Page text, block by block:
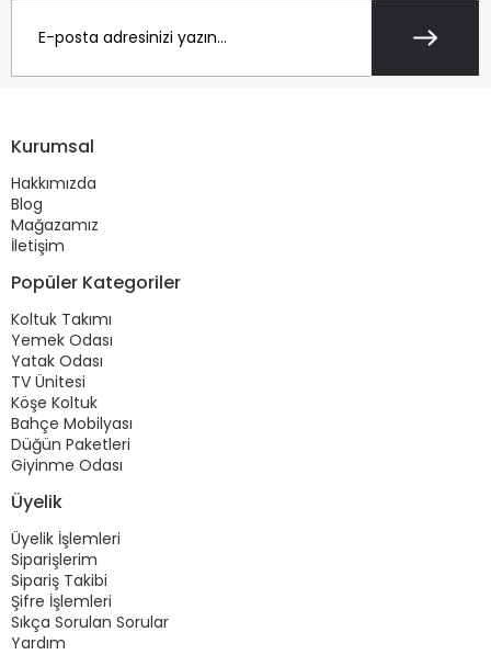
Kurumsal
Hakkımızda
Blog
Mağazamız
İletişim
Popüler Kategoriler
Koltuk Takımı
Yemek Odası
Yatak Odası
TV Ünitesi
Köşe Koltuk
Bahçe Mobilyası
Düğün Paketleri
Giyinme Odası
Üyelik
Üyelik İşlemleri
Siparişlerim
Sipariş Takibi
Şifre İşlemleri
Sıkça Sorulan Sorular
Yardım